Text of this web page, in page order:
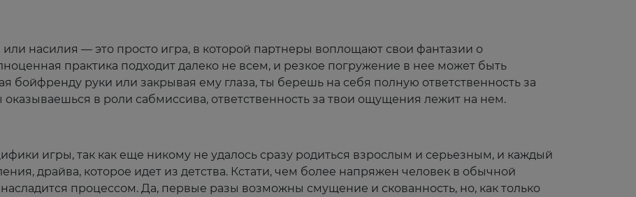
насилия — это просто игра, в которой партнеры воплощают свои фантазии о
практика подходит далеко не всем, и резкое погружение в нее может быть
бойфренду руки или закрывая ему глаза, ты берешь на себя полную ответственность за
оказываешься в роли сабмиссива, ответственность за твои ощущения лежит на нем.
игры, так как еще никому не удалось сразу родиться взрослым и серьезным, и каждый
драйва, которое идет из детства. Кстати, чем более напряжен человек в обычной
процессом. Да, первые разы возможны смущение и скованность, но, как только